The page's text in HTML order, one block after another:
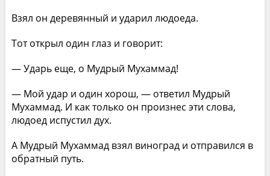
Взял он деревянный и ударил людоеда.
Тот открыл один глаз и говорит:
— Ударь еще, о Мудрый Мухаммад!
— Мой удар и один хорош, — ответил Мудрый
Мухаммад. И как только он произнес эти слова,
людоед испустил дух.
А Мудрый Мухаммад взял виноград и отправился в
обратный путь.